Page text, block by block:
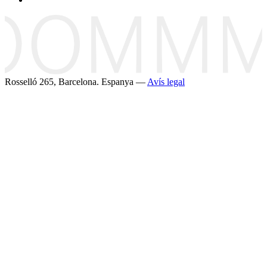
Rosselló 265, Barcelona. Espanya — Avís legal